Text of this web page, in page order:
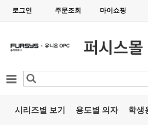
로그인 주문조회 마이쇼핑
카테고리
시리즈별 보기 용도별 의자 학생